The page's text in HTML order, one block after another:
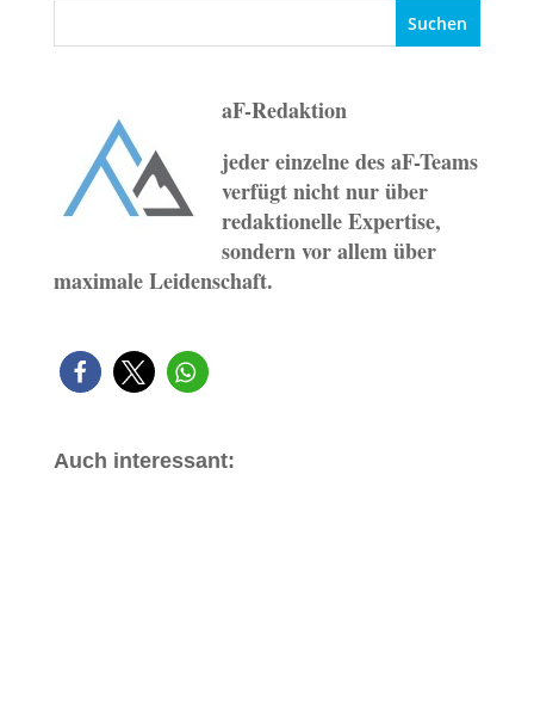
aF-Redaktion
jeder einzelne des aF-Teams
verfügt nicht nur über
redaktionelle Expertise,
sondern vor allem über
maximale Leidenschaft.
Auch interessant: